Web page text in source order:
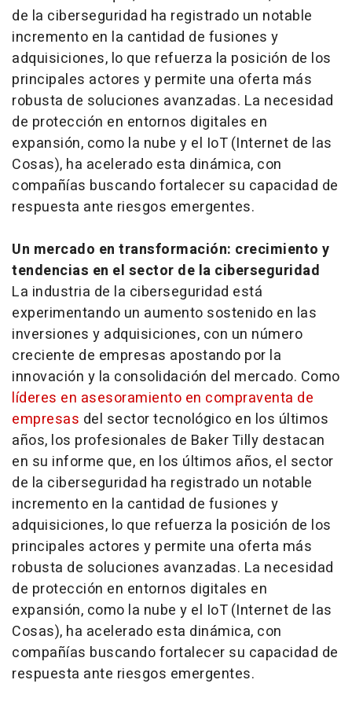
de la ciberseguridad ha registrado un notable
incremento en la cantidad de fusiones y
adquisiciones, lo que refuerza la posición de los
principales actores y permite una oferta más
robusta de soluciones avanzadas. La necesidad
de protección en entornos digitales en
expansión, como la nube y el IoT (Internet de las
Cosas), ha acelerado esta dinámica, con
compañías buscando fortalecer su capacidad de
respuesta ante riesgos emergentes.
Un mercado en transformación: crecimiento y
tendencias en el sector de la ciberseguridad
La industria de la ciberseguridad está
experimentando un aumento sostenido en las
inversiones y adquisiciones, con un número
creciente de empresas apostando por la
innovación y la consolidación del mercado. Como
líderes en asesoramiento en compraventa de
empresas del sector tecnológico en los últimos
años, los profesionales de Baker Tilly destacan
en su informe que, en los últimos años, el sector
de la ciberseguridad ha registrado un notable
incremento en la cantidad de fusiones y
adquisiciones, lo que refuerza la posición de los
principales actores y permite una oferta más
robusta de soluciones avanzadas. La necesidad
de protección en entornos digitales en
expansión, como la nube y el IoT (Internet de las
Cosas), ha acelerado esta dinámica, con
compañías buscando fortalecer su capacidad de
respuesta ante riesgos emergentes.